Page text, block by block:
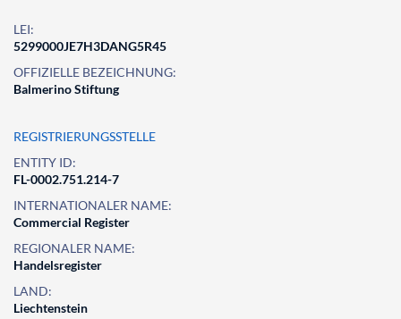
LEI:
5299000JE7H3DANG5R45
OFFIZIELLE BEZEICHNUNG:
Balmerino Stiftung
REGISTRIERUNGSSTELLE
ENTITY ID:
FL-0002.751.214-7
INTERNATIONALER NAME:
Commercial Register
REGIONALER NAME:
Handelsregister
LAND:
Liechtenstein